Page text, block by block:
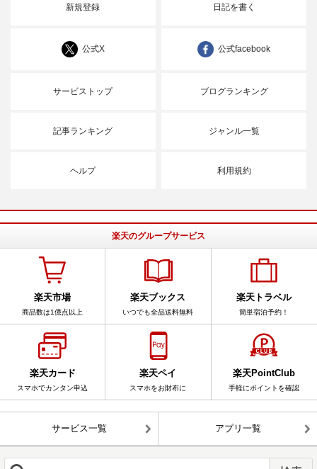
新規登録 日記を書く
公式X 公式facebook
サービストップ ブログランキング
記事ランキング ジャンル一覧
ヘルプ 利用規約
楽天のグループサービス
楽天市場
商品数は1億点以上
楽天ブックス
いつでも全品送料無料
楽天トラベル
簡単宿泊予約！
楽天カード
スマホでカンタン申込
楽天ペイ
スマホをお財布に
楽天PointClub
手軽にポイントを確認
サービス一覧 アプリ一覧